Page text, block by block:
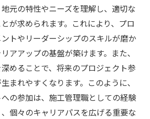
元の特性やニーズを理解し、適切な
が求められます。これにより、プロ
トやリーダーシップのスキルが磨か
アアップの基盤が築けます。また、
めることで、将来のプロジェクト参
まれやすくなります。このように、
の参加は、施工管理職としての経験
個々のキャリアパスを広げる重要な